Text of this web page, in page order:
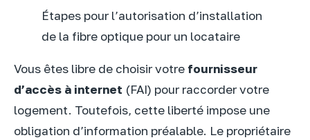
Étapes pour l’autorisation d’installation
de la fibre optique pour un locataire
Vous êtes libre de choisir votre fournisseur
d’accès à internet (FAI) pour raccorder votre
logement. Toutefois, cette liberté impose une
obligation d’information préalable. Le propriétaire